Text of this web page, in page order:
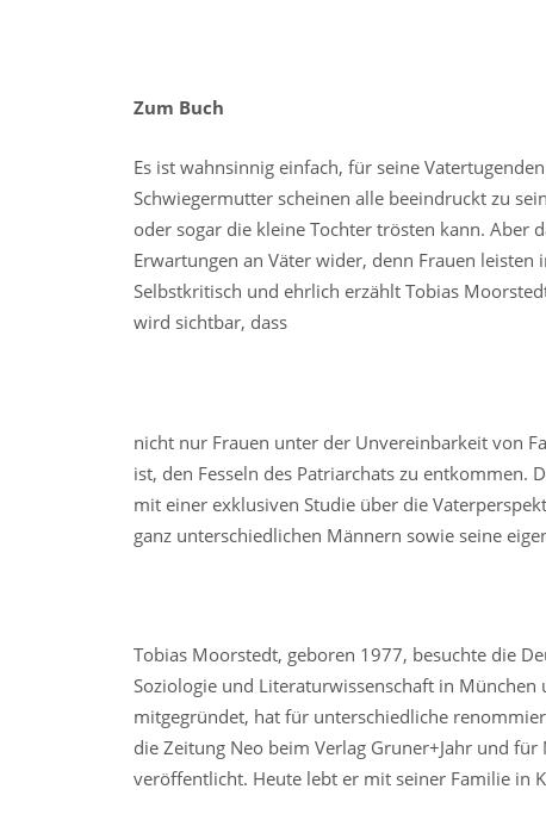
Zum Buch
Es ist wahnsinnig einfach, für seine
Schwiegermutter scheinen alle beeindruckt zu
oder sogar die kleine Tochter trösten kann. Aber
Erwartungen an Väter wider, denn Frauen
Selbstkritisch und ehrlich erzählt Tobias
wird sichtbar, dass
nicht nur Frauen unter der Unvereinbarkeit von
ist, den Fesseln des Patriarchats zu
mit einer exklusiven Studie über die
ganz unterschiedlichen Männern sowie seine
Tobias Moorstedt, geboren 1977, besuchte die
Soziologie und Literaturwissenschaft in München
mitgegründet, hat für unterschiedliche
die Zeitung Neo beim Verlag Gruner+Jahr und
veröffentlicht. Heute lebt er mit seiner Familie in